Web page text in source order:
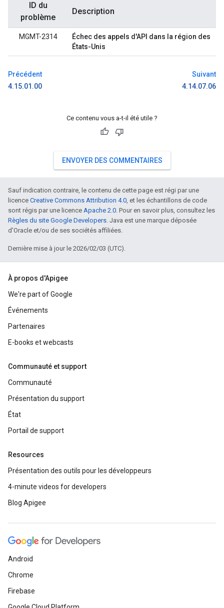
ID du
problème
Description
MGMT-2314
Échec des appels d'API dans la région des
États-Unis
Précédent
4.15.01.00
Suivant
4.14.07.06
Ce contenu vous a-t-il été utile ?
ENVOYER DES COMMENTAIRES
Sauf indication contraire, le contenu de cette page est régi par une
licence Creative Commons Attribution 4.0, et les échantillons de code
sont régis par une licence Apache 2.0. Pour en savoir plus, consultez les
Règles du site Google Developers. Java est une marque déposée
d'Oracle et/ou de ses sociétés affiliées.
Dernière mise à jour le 2026/02/03 (UTC).
À propos d'Apigee
We're part of Google
Événements
Partenaires
E-books et webcasts
Communauté et support
Communauté
Présentation du support
État
Portail de support
Resources
Présentation des outils pour les développeurs
4-minute videos for developers
Blog Apigee
Android
Chrome
Firebase